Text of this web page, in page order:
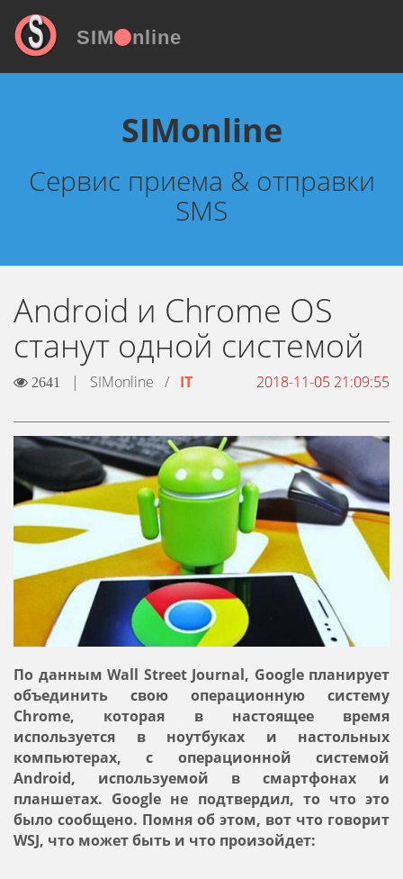
SIM nline
SIMonline
Сервис приема & отправки
SMS
Android и Chrome OS
станут одной системой
2641 | SIMonline / IT 2018-11-05 21:09:55
По данным Wall Street Journal, Google планирует
объединить свою операционную систему
Chrome, которая в настоящее время
используется в ноутбуках и настольных
компьютерах, с операционной системой
Android, используемой в смартфонах и
планшетах. Google не подтвердил, то что это
было сообщено. Помня об этом, вот что говорит
WSJ, что может быть и что произойдет: